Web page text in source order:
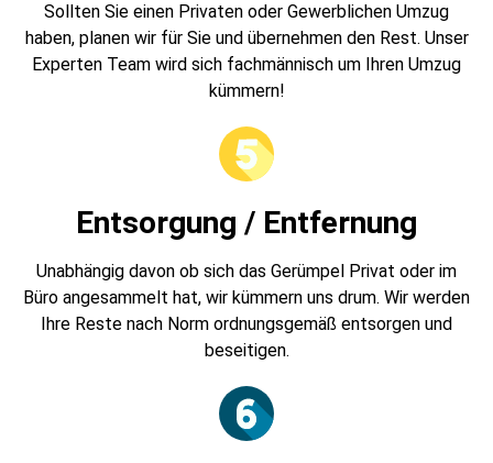
Sollten Sie einen Privaten oder Gewerblichen Umzug
haben, planen wir für Sie und übernehmen den Rest. Unser
Experten Team wird sich fachmännisch um Ihren Umzug
kümmern!
Entsorgung / Entfernung
Unabhängig davon ob sich das Gerümpel Privat oder im
Büro angesammelt hat, wir kümmern uns drum. Wir werden
Ihre Reste nach Norm ordnungsgemäß entsorgen und
beseitigen.